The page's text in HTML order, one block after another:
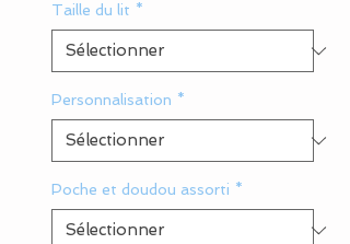
Taille du lit *
Personnalisation *
Poche et doudou assorti *